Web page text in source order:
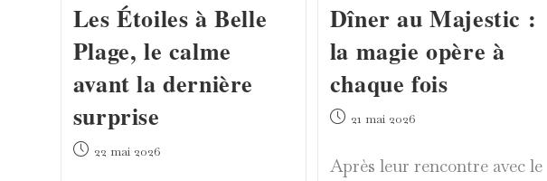
Les Étoiles à Belle
Plage, le calme
avant la dernière
surprise
Publication
22 mai 2026
Dîner au Majestic :
la magie opère à
chaque fois
Publication
21 mai 2026
Après leur rencontre avec le